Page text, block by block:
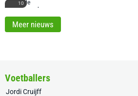
10
Meer nieuws
Voetballers
Jordi Cruijff